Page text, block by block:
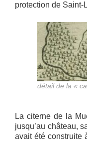
protection de Saint-
détail de la «
La citerne de la
jusqu’au château,
avait été construite